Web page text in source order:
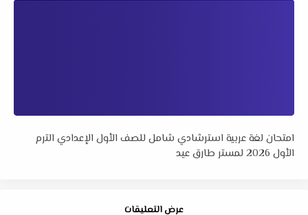
امتحان لغة عربية استرشادي شامل للصف الأول الإعدادي الترم
الأول 2026 لمستر طارق عيد
عرض التعليقات